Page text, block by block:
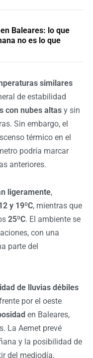
Baleares: lo que
no es lo que
similares
de estabilidad
con nubes altas y sin
Sin embargo, el
térmico en el
podría marcar
anteriores.
ligeramente,
y 19ºC, mientras que
25ºC. El ambiente se
con una
parte del
de lluvias débiles
por el oeste
en Baleares,
La Aemet prevé
y la posibilidad de
del mediodía,